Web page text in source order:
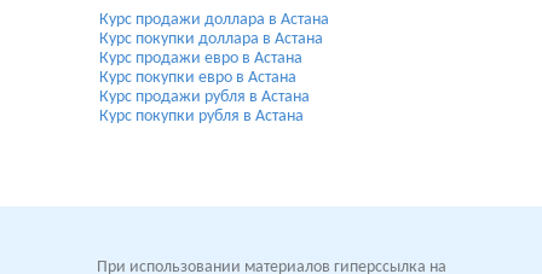
Курс продажи доллара в Астана
Курс покупки доллара в Астана
Курс продажи евро в Астана
Курс покупки евро в Астана
Курс продажи рубля в Астана
Курс покупки рубля в Астана
При использовании материалов гиперссылка на